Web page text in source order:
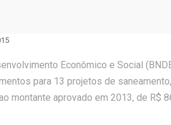
Econômico e Social
para 13 projetos de
montante aprovado em 2013, de R$